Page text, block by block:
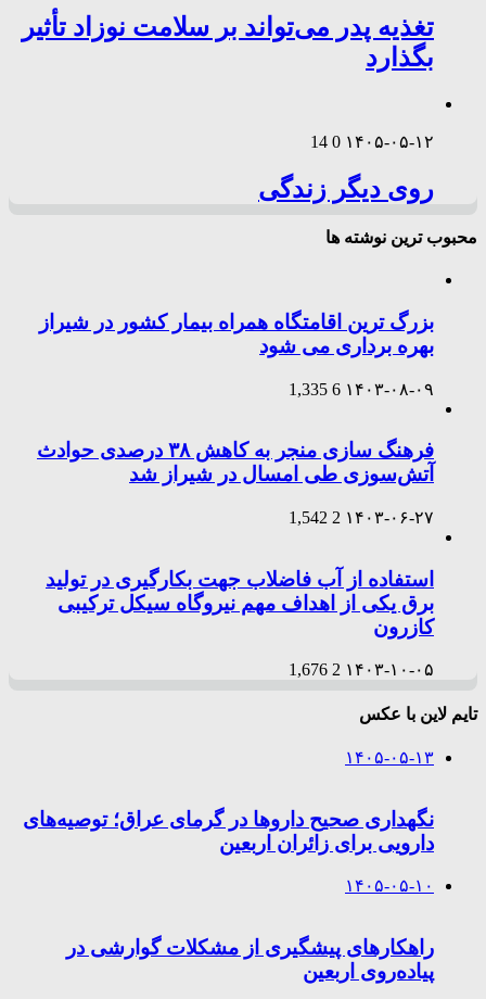
تغذیه پدر می‌تواند بر سلامت نوزاد تأثیر
بگذارد
۱۴۰۵-۰۵-۱۲ 0
14
روی دیگر زندگی
محبوب ترین نوشته ها
بزرگ ترین اقامتگاه همراه بیمار کشور در شیراز
بهره برداری می شود
۱۴۰۳-۰۸-۰۹ 6
1,335
فرهنگ سازی منجر به کاهش ۳۸ درصدی حوادث
آتش‌سوزی طی امسال در شیراز شد
۱۴۰۳-۰۶-۲۷ 2
1,542
استفاده از آب فاضلاب جهت بکارگیری در تولید
برق یکی از اهداف مهم نیروگاه سیکل ترکیبی
کازرون
۱۴۰۳-۱۰-۰۵ 2
1,676
تایم لاین با عکس
۱۴۰۵-۰۵-۱۳
نگهداری صحیح داروها در گرمای عراق؛ توصیه‌های
دارویی برای زائران اربعین
۱۴۰۵-۰۵-۱۰
راهکارهای پیشگیری از مشکلات گوارشی در
پیاده‌روی اربعین